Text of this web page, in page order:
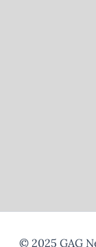
© 2025 GAG